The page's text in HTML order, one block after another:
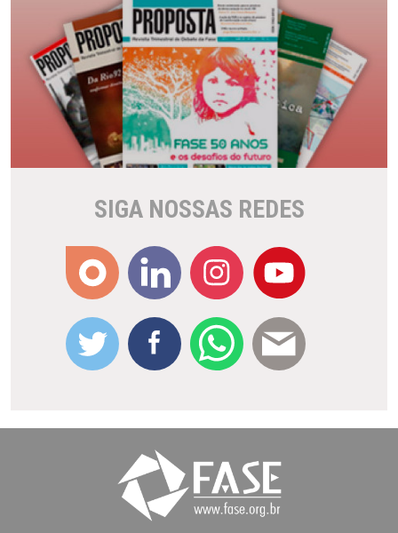
SIGA NOSSAS REDES